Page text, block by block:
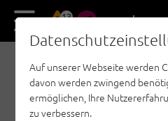
13 DE EN
04:
Auf unserer Webseite werden
davon werden zwingend
ermöglichen, Ihre
zu verbessern.